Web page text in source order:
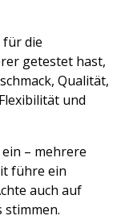
für die
getestet hast,
Qualität,
und
– mehrere
führe ein
auch auf
stimmen.